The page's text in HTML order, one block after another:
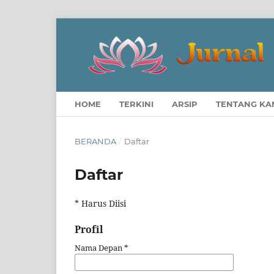
HOME TERKINI ARSIP TENTANG
BERANDA / Daftar
Daftar
* Harus Diisi
Profil
Nama Depan*